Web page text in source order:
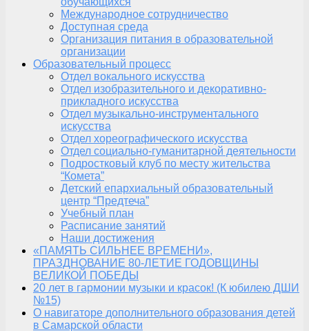
Международное сотрудничество
Доступная среда
Организация питания в образовательной
организации
Образовательный процесс
Отдел вокального искусства
Отдел изобразительного и декоративно-
прикладного искусства
Отдел музыкально-инструментального
искусства
Отдел хореографического искусства
Отдел социально-гуманитарной деятельности
Подростковый клуб по месту жительства
“Комета”
Детский епархиальный образовательный
центр “Предтеча”
Учебный план
Расписание занятий
Наши достижения
«ПАМЯТЬ СИЛЬНЕЕ ВРЕМЕНИ»,
ПРАЗДНОВАНИЕ 80-ЛЕТИЕ ГОДОВЩИНЫ
ВЕЛИКОЙ ПОБЕДЫ
20 лет в гармонии музыки и красок! (К юбилею ДШИ
№15)
О навигаторе дополнительного образования детей
в Самарской области